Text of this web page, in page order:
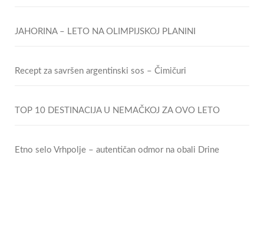
JAHORINA – LETO NA OLIMPIJSKOJ PLANINI
Recept za savršen argentinski sos – Čimičuri
TOP 10 DESTINACIJA U NEMAČKOJ ZA OVO LETO
Etno selo Vrhpolje – autentičan odmor na obali Drine